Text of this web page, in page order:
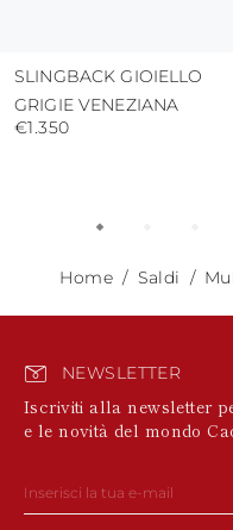
SLINGBACK GIOIELLO
GRIGIE VENEZIANA
€1.350
Home Saldi
NEWSLETTER
Iscriviti alla newsletter
e le novità del mondo